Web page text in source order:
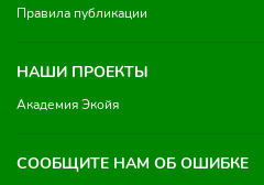
Правила публикации
НАШИ ПРОЕКТЫ
Академия Экойя
СООБЩИТЕ НАМ ОБ ОШИБКЕ